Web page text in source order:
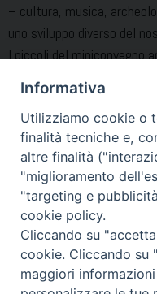
– cultura, musica,
uno sviluppo diverso del
I piccoli del miniconvegno
alla terra e alla
vescovo Di Donna
scorso 15 agosto, «la
territorio di vivere e
Informativa
Utilizziamo cookie o
finalità tecniche e,
altre finalità
"miglioramento
"targeting e
cookie policy.
Cliccando su
cookie. Cliccando su
maggiori